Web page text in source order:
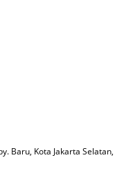
Baru, Kota Jakarta Selatan,